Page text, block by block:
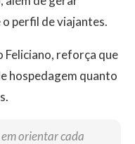
perfil de viajantes.
reforça que
hospedagem quanto
orientar cada